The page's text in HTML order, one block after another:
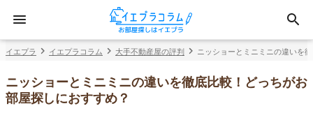
イエプラ イエプラコラム 大手不動産屋の評判 ニッショーとミニミニの違いを
ニッショーとミニミニの違いを徹底比較！どっちがお
部屋探しにおすすめ？